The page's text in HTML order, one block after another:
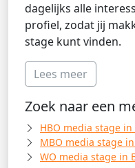
dagelijks alle
profiel, zodat jij
stage kunt vinden.
Lees meer
Zoek naar een
HBO media stage in
MBO media stage
WO media stage in